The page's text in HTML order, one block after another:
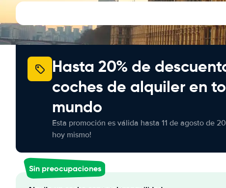
Hasta 20% de
coches de alquiler en
mundo
Esta promoción es válida hasta 11 de agosto de
hoy mismo!
Sin preocupaciones